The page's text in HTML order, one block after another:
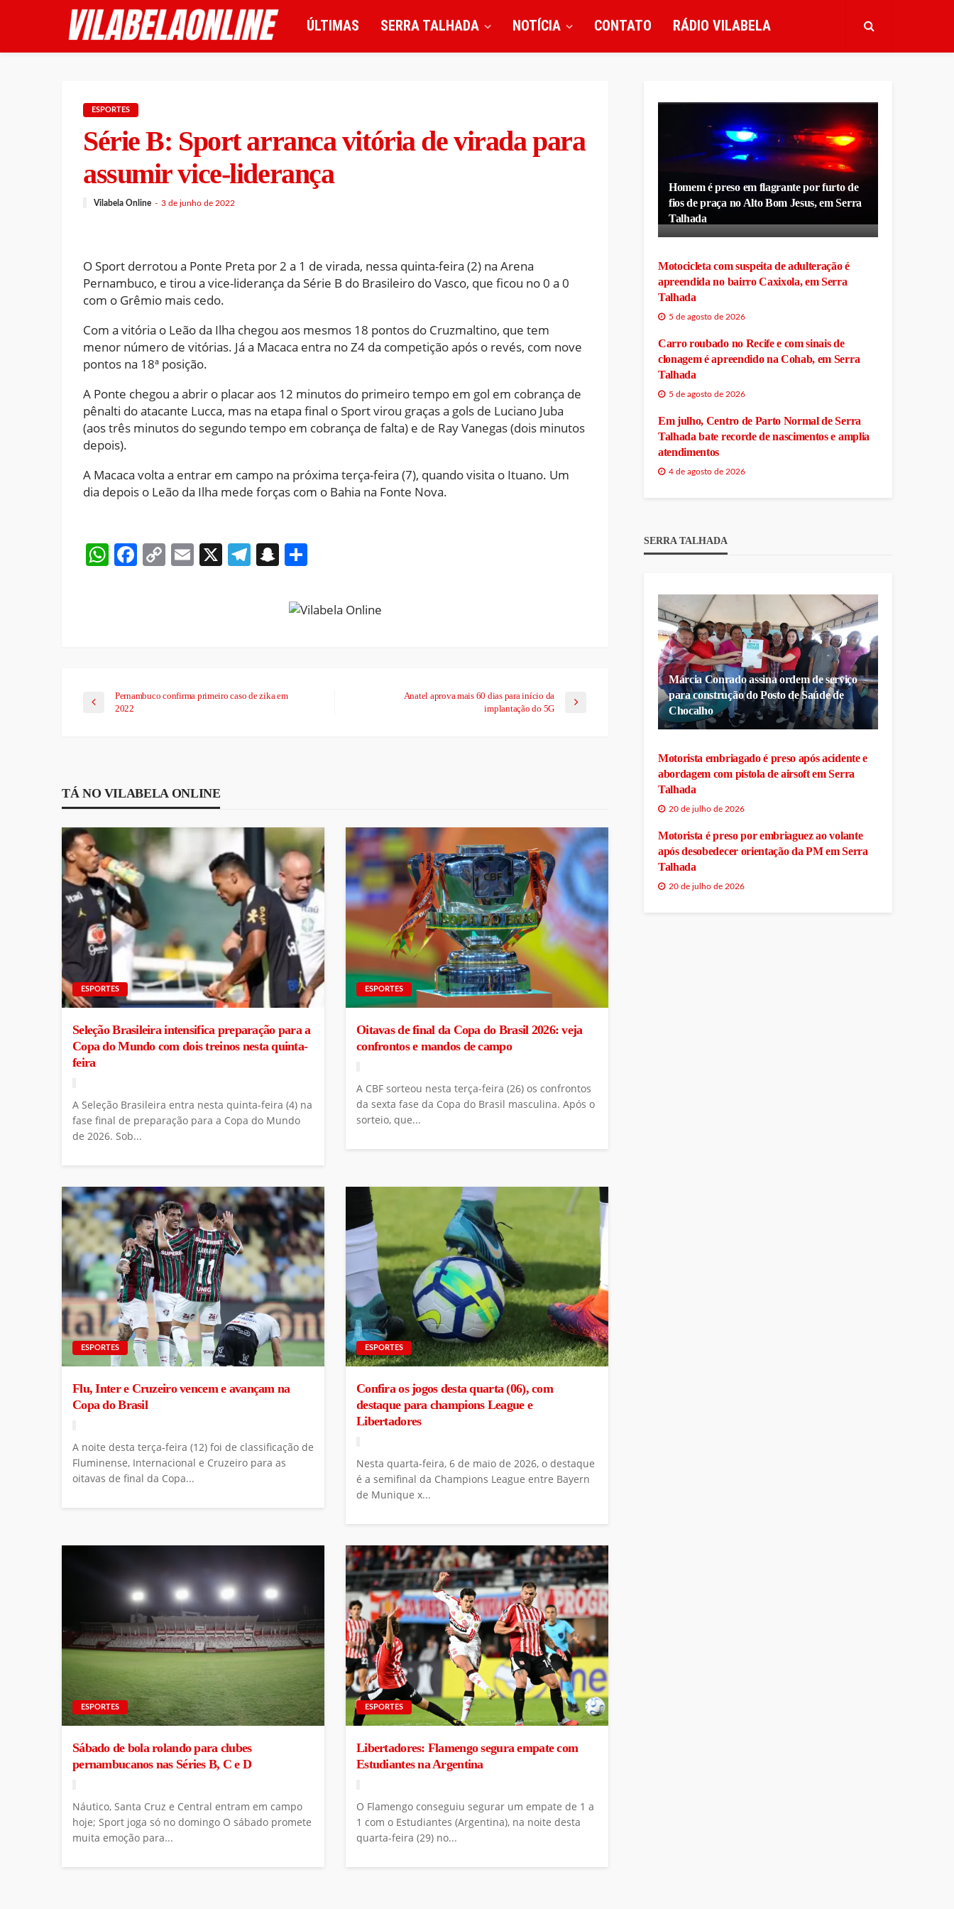
ÚLTIMAS SERRA TALHADA NOTÍCIA CONTATO RÁDIO VILABELA
ESPORTES
Série B: Sport arranca vitória de virada para
assumir vice-liderança
Vilabela Online 3 de junho de 2022
O Sport derrotou a Ponte Preta por 2 a 1 de virada, nessa quinta-feira (2) na Arena
Pernambuco, e tirou a vice-liderança da Série B do Brasileiro do Vasco, que ficou no 0 a 0
com o Grêmio mais cedo.
Com a vitória o Leão da Ilha chegou aos mesmos 18 pontos do Cruzmaltino, que tem
menor número de vitórias. Já a Macaca entra no Z4 da competição após o revés, com nove
pontos na 18ª posição.
A Ponte chegou a abrir o placar aos 12 minutos do primeiro tempo em gol em cobrança de
pênalti do atacante Lucca, mas na etapa final o Sport virou graças a gols de Luciano Juba
(aos três minutos do segundo tempo em cobrança de falta) e de Ray Vanegas (dois minutos
depois).
A Macaca volta a entrar em campo na próxima terça-feira (7), quando visita o Ituano. Um
dia depois o Leão da Ilha mede forças com o Bahia na Fonte Nova.
WhatsApp
Facebook
CopyEmail
X Telegram
Snapchat
Pernambuco confirma primeiro caso de zika em
2022
Anatel aprova mais 60 dias para início da
implantação do 5G
TÁ NO VILABELA ONLINE
ESPORTES
Seleção Brasileira intensifica preparação para a
Copa do Mundo com dois treinos nesta quinta-
feira
A Seleção Brasileira entra nesta quinta-feira (4) na
fase final de preparação para a Copa do Mundo
de 2026. Sob...
ESPORTES
Oitavas de final da Copa do Brasil 2026: veja
confrontos e mandos de campo
A CBF sorteou nesta terça-feira (26) os confrontos
da sexta fase da Copa do Brasil masculina. Após o
sorteio, que...
ESPORTES
Flu, Inter e Cruzeiro vencem e avançam na
Copa do Brasil
A noite desta terça-feira (12) foi de classificação de
Fluminense, Internacional e Cruzeiro para as
oitavas de final da Copa...
ESPORTES
Confira os jogos desta quarta (06), com
destaque para champions League e
Libertadores
Nesta quarta-feira, 6 de maio de 2026, o destaque
é a semifinal da Champions League entre Bayern
de Munique x...
ESPORTES
Sábado de bola rolando para clubes
pernambucanos nas Séries B, C e D
Náutico, Santa Cruz e Central entram em campo
hoje; Sport joga só no domingo O sábado promete
muita emoção para...
ESPORTES
Libertadores: Flamengo segura empate com
Estudiantes na Argentina
O Flamengo conseguiu segurar um empate de 1 a
1 com o Estudiantes (Argentina), na noite desta
quarta-feira (29) no...
Homem é preso em flagrante por furto de
fios de praça no Alto Bom Jesus, em Serra
Talhada
Motocicleta com suspeita de adulteração é
apreendida no bairro Caxixola, em Serra
Talhada
5 de agosto de 2026
Carro roubado no Recife e com sinais de
clonagem é apreendido na Cohab, em Serra
Talhada
5 de agosto de 2026
Em julho, Centro de Parto Normal de Serra
Talhada bate recorde de nascimentos e amplia
atendimentos
4 de agosto de 2026
SERRA TALHADA
Márcia Conrado assina ordem de serviço
para construção do Posto de Saúde de
Chocalho
Motorista embriagado é preso após acidente e
abordagem com pistola de airsoft em Serra
Talhada
20 de julho de 2026
Motorista é preso por embriaguez ao volante
após desobedecer orientação da PM em Serra
Talhada
20 de julho de 2026